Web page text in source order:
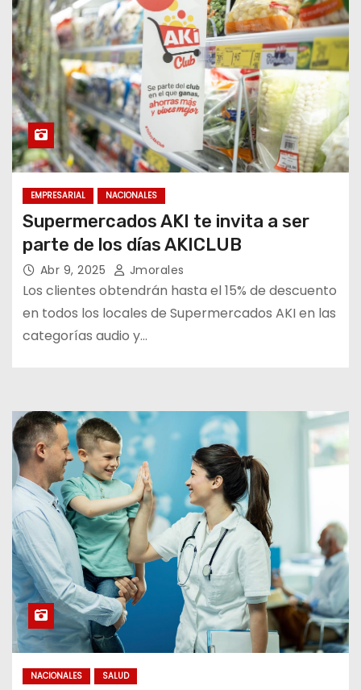
EMPRESARIAL NACIONALES
Supermercados AKI te invita a ser
parte de los días AKICLUB
Abr 9, 2025 Jmorales
Los clientes obtendrán hasta el 15% de descuento
en todos los locales de Supermercados AKI en las
categorías audio y…
NACIONALES SALUD